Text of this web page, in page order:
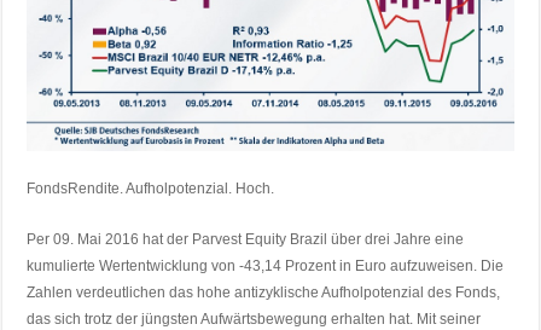
FondsRendite. Aufholpotenzial. Hoch.
Per 09. Mai 2016 hat der Parvest Equity Brazil über drei Jahre eine
kumulierte Wertentwicklung von -43,14 Prozent in Euro aufzuweisen. Die
Zahlen verdeutlichen das hohe antizyklische Aufholpotenzial des Fonds,
das sich trotz der jüngsten Aufwärtsbewegung erhalten hat. Mit seiner